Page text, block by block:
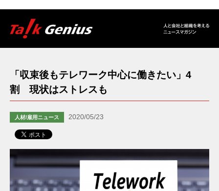
「収束後もテレワーク中心に働きたい」4
割 現状はストレスも
人材/雇用ニュース 2020/05/23